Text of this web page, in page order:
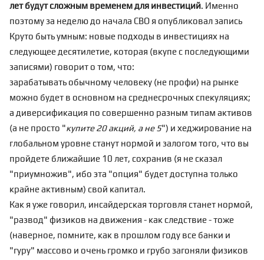
лет будут сложным временем для инвестиций. Именно
поэтому за неделю до начала СВО я опубликовал запись
Круто быть умным: новые подходы в инвестициях на
следующее десятилетие, которая (вкупе с последующими
записями) говорит о том, что:
зарабатывать обычному человеку (не профи) на рынке
можно будет в основном на среднесрочных спекуляциях;
а диверсификация по совершенно разным типам активов
(а не просто "купите 20 акций, а не 5") и хеджирование на
глобальном уровне станут нормой и залогом того, что вы
пройдете ближайшие 10 лет, сохранив (я не сказал
"приумножив", ибо эта "опция" будет доступна только
крайне активным) свой капитал.
Как я уже говорил, инсайдерская торговля станет нормой,
"развод" физиков на движения - как следствие - тоже
(наверное, помните, как в прошлом году все банки и
"гуру" массово и очень громко и грубо загоняли физиков